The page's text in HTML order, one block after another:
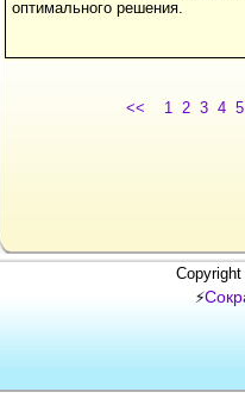
оптимального решения.
<< 1 2 3 4 5
⚡